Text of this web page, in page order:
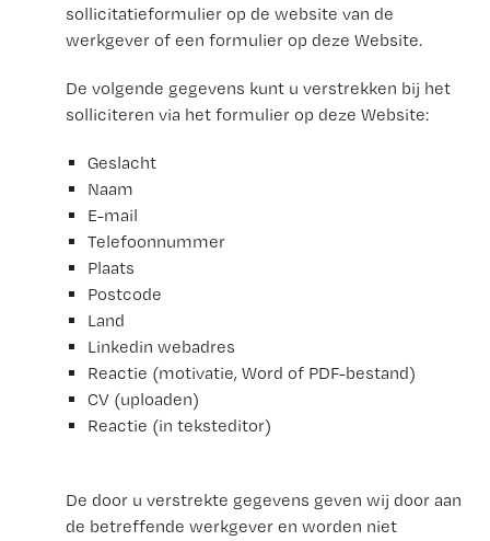
sollicitatieformulier op de website van de
werkgever of een formulier op deze Website.
De volgende gegevens kunt u verstrekken bij het
solliciteren via het formulier op deze Website:
Geslacht
Naam
E-mail
Telefoonnummer
Plaats
Postcode
Land
Linkedin webadres
Reactie (motivatie, Word of PDF-bestand)
CV (uploaden)
Reactie (in teksteditor)
De door u verstrekte gegevens geven wij door aan
de betreffende werkgever en worden niet